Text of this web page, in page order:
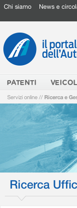
Chi siamo News e
PATENTI
Servizi online // Ricerca e
Ricerca